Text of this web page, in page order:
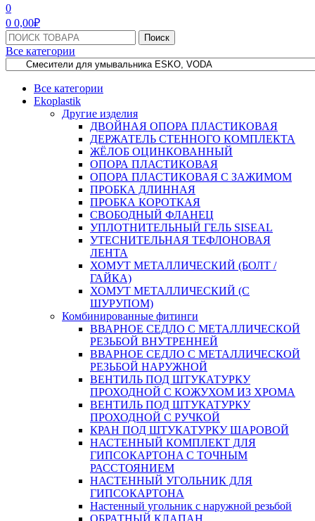
МЕНЮ
0
0 0,00₽
Поиск:
Поиск
Все категории
Все категории
Ekoplastik
Другие изделия
ДВОЙНАЯ ОПОРА ПЛАСТИКОВАЯ
ДЕРЖАТЕЛЬ СТЕННОГО КОМПЛЕКТА
ЖЁЛОБ ОЦИНКОВАННЫЙ
ОПОРА ПЛАСТИКОВАЯ
ОПОРА ПЛАСТИКОВАЯ С ЗАЖИМОМ
ПРОБКА ДЛИННАЯ
ПРОБКА КОРОТКАЯ
СВОБОДНЫЙ ФЛАНЕЦ
УПЛОТНИТЕЛЬНЫЙ ГЕЛЬ SISEAL
УТЕСНИТЕЛЬНАЯ ТЕФЛОНОВАЯ
ЛЕНТА
ХОМУТ МЕТАЛЛИЧЕСКИЙ (БОЛТ /
ГАЙКА)
ХОМУТ МЕТАЛЛИЧЕСКИЙ (С
ШУРУПОМ)
Комбинированные фитинги
ВВАРНОЕ СЕДЛО С МЕТАЛЛИЧЕСКОЙ
РЕЗЬБОЙ ВНУТРЕННЕЙ
ВВАРНОЕ СЕДЛО С МЕТАЛЛИЧЕСКОЙ
РЕЗЬБОЙ НАРУЖНОЙ
ВЕНТИЛЬ ПОД ШТУКАТУРКУ
ПРОХОДНОЙ С КОЖУХОМ ИЗ ХРОМА
ВЕНТИЛЬ ПОД ШТУКАТУРКУ
ПРОХОДНОЙ С РУЧКОЙ
КРАН ПОД ШТУКАТУРКУ ШАРОВОЙ
НАСТЕННЫЙ КОМПЛЕКТ ДЛЯ
ГИПСОКАРТОНA С ТОЧНЫМ
РАССТОЯНИЕМ
НАСТЕННЫЙ УГОЛЬНИК ДЛЯ
ГИПСОКАРТОНА
Настенный угольник с наружной резьбой
ОБРАТНЫЙ КЛАПАН